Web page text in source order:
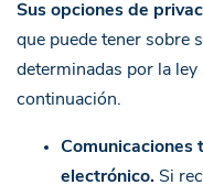
Sus opciones de
que puede tener sobre
determinadas por la ley
continuación.
Comunicaciones
electrónico. Si